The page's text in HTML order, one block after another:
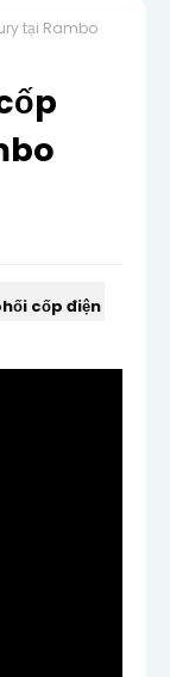
tại Rambo
cốp điện